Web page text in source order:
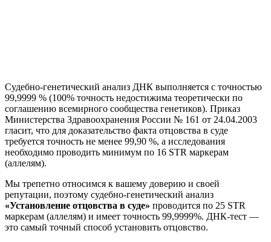
Судебно-генетический анализ ДНК выполняется с точностью
99,9999 % (100% точность недостижима теоретически по
соглашению всемирного сообщества генетиков). Приказ
Министерства Здравоохранения России № 161 от 24.04.2003
гласит, что для доказательство факта отцовства в суде
требуется точность не менее 99,90 %, а исследования
необходимо проводить минимум по 16 STR маркерам
(аллелям).
Мы трепетно относимся к вашему доверию и своей
репутации, поэтому судебно-генетический анализ
«Установление отцовства в суде» проводится по 25 STR
маркерам (аллелям) и имеет точность 99,9999%. ДНК-тест —
это самый точный способ установить отцовство.